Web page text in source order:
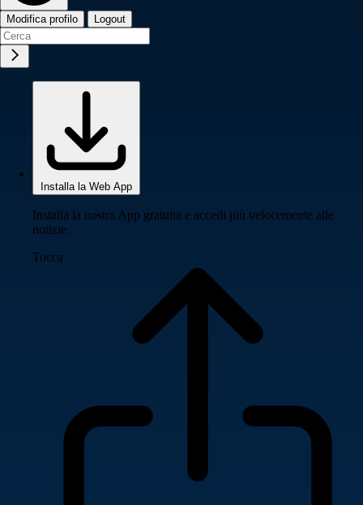
Modifica profilo Logout
Installa la Web App
Installa la nostra App gratuita e accedi più velocemente alle
notizie
Tocca